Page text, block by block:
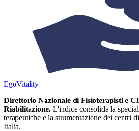
EgoVitality
Direttorio Nazionale di Fisioterapisti e
Riabilitazione. L'indice consolida la
terapeutiche e la strumentazione dei centri
Italia.